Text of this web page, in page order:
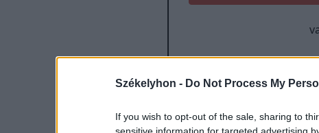
Székelyhon - Do Not Process My
If you wish to opt-out of the sale, sharing to
E-mail-cím
Jelszó